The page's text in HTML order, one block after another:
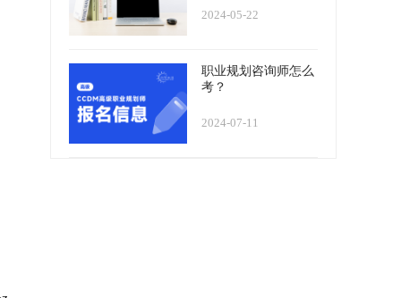
2024-05-22
职业规划咨询师怎么
考？
2024-07-11